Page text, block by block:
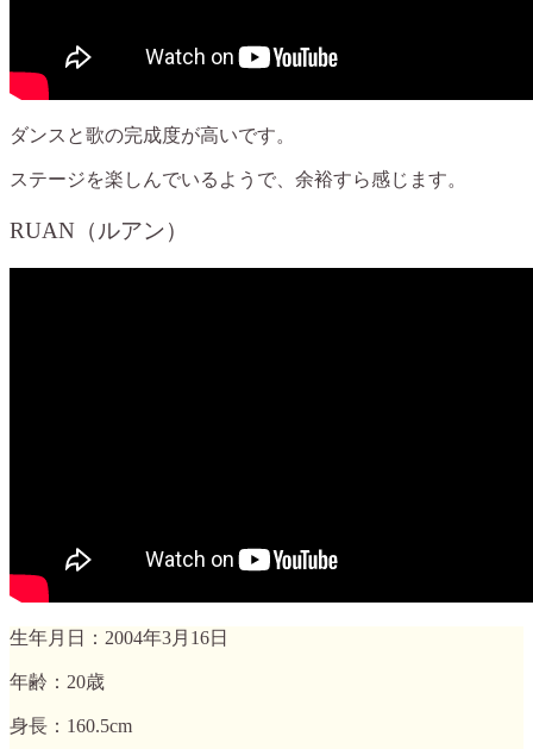
ダンスと歌の完成度が高いです。
ステージを楽しんでいるようで、余裕すら感じます。
RUAN（ルアン）
生年月日：2004年3月16日
年齢：20歳
身長：160.5cm